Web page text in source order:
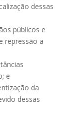
dessas
públicos e
repressão a
e
da
dessas